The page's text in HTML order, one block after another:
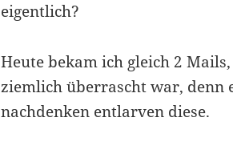
eigentlich?
Heute bekam ich gleich 2
ziemlich überrascht war, denn
nachdenken entlarven diese.